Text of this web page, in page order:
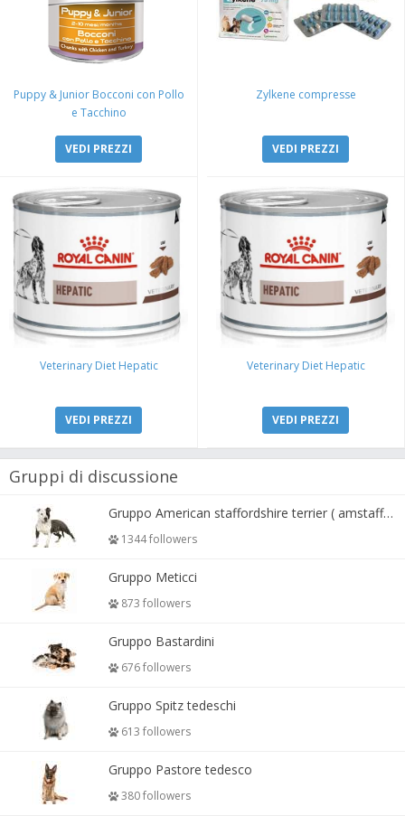
Puppy & Junior Bocconi con Pollo
e Tacchino
VEDI PREZZI
Zylkene compresse
VEDI PREZZI
Veterinary Diet Hepatic
VEDI PREZZI
Veterinary Diet Hepatic
VEDI PREZZI
Gruppi di discussione
Gruppo American staffordshire terrier ( amstaff, amastaff )
1344 followers
Gruppo Meticci
873 followers
Gruppo Bastardini
676 followers
Gruppo Spitz tedeschi
613 followers
Gruppo Pastore tedesco
380 followers